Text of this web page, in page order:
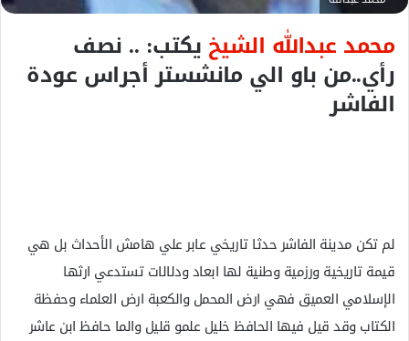
محمد عبدالله الشيخ يكتب: .. نصف
رأي..من باو الي مانشستر أجراس عودة
الفاشر
لم تكن مدينة الفاشر حدثا تاريخي عابر علي هامش الأحداث بل هي
قيمة تاريخية ورزمية وطنية لها ابعاد ودلالات تستدعي ارثها
الإسلامي العميق فهي ارض المحمل والكعبة ارض العلماء وحفظة
الكتاب وقد قيل فيها الحافظ خليل علمو قليل والما حافظ ابن عاشر